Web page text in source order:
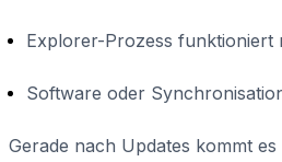
Explorer-Prozess funktioniert
Software oder
Gerade nach Updates kommt